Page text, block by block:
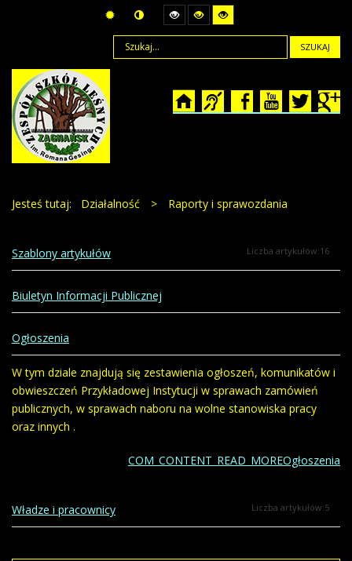
SZUKAJ
Jesteś tutaj: Działalność > Raporty i sprawozdania
Szablony artykułów Liczba artykułów:16
Biuletyn Informacji Publicznej
Ogłoszenia
W tym dziale znajdują się zestawienia ogłoszeń, komunikatów i
obwieszczeń Przykładowej Instytucji w sprawach zamówień
publicznych, w sprawach naboru na wolne stanowiska pracy
oraz innych .
COM_CONTENT_READ_MOREOgłoszenia
Władze i pracownicy Liczba artykułów:5